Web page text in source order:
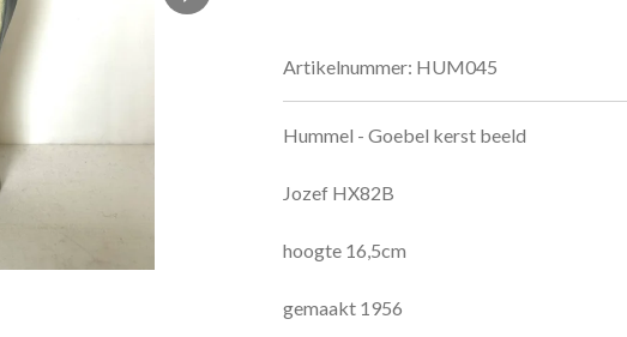
Artikelnummer: HUM045
Hummel - Goebel kerst beeld
Jozef HX82B
hoogte 16,5cm
gemaakt 1956